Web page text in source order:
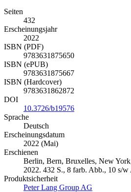
Seiten
432
Erscheinungsjahr
2022
ISBN (PDF)
9783631875650
ISBN (ePUB)
9783631875667
ISBN (Hardcover)
9783631862872
DOI
10.3726/b19576
Sprache
Deutsch
Erscheinungsdatum
2022 (Mai)
Erschienen
Berlin, Bern, Bruxelles, New
2022. 432 S., 8 farb. Abb., 10 s/w
Produktsicherheit
Peter Lang Group AG